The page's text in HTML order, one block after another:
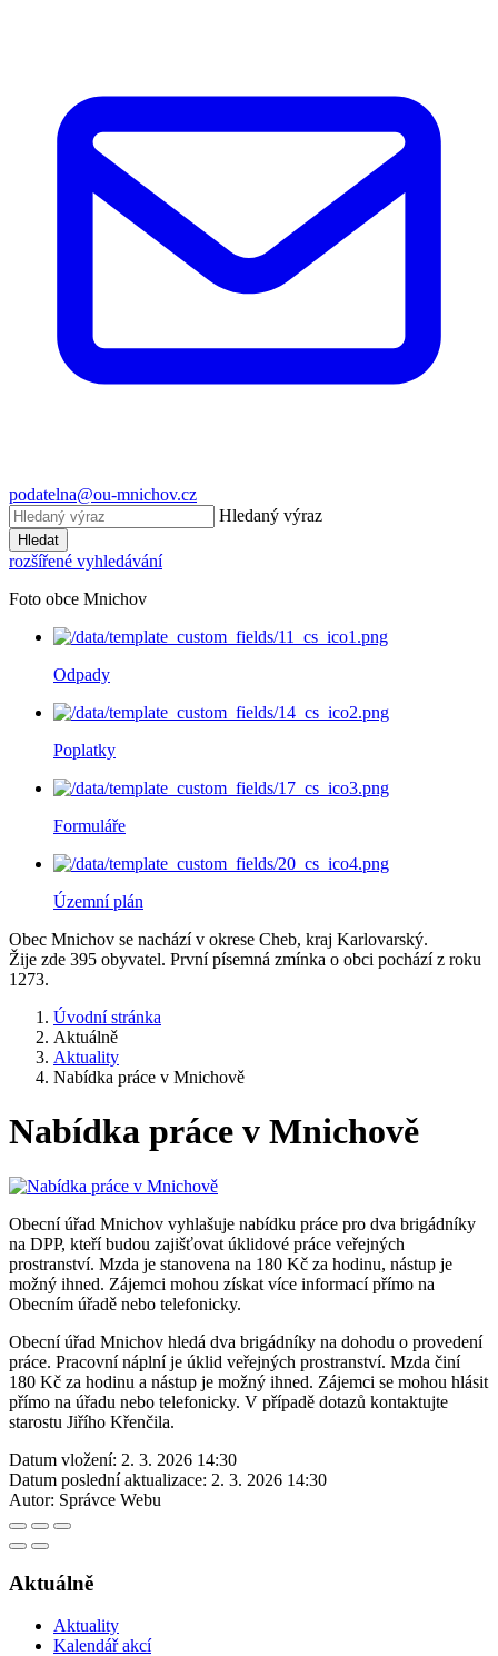
podatelna@ou-mnichov.cz
Hledaný výraz
Hledat
rozšířené vyhledávání
Foto obce Mnichov
Odpady
Poplatky
Formuláře
Územní plán
Obec Mnichov se nachází v okrese Cheb, kraj Karlovarský.
Žije zde 395 obyvatel. První písemná zmínka o obci pochází z roku
1273.
Úvodní stránka
Aktuálně
Aktuality
Nabídka práce v Mnichově
Nabídka práce v Mnichově
Obecní úřad Mnichov vyhlašuje nabídku práce pro dva brigádníky
na DPP, kteří budou zajišťovat úklidové práce veřejných
prostranství. Mzda je stanovena na 180 Kč za hodinu, nástup je
možný ihned. Zájemci mohou získat více informací přímo na
Obecním úřadě nebo telefonicky.
Obecní úřad Mnichov hledá dva brigádníky na dohodu o provedení
práce. Pracovní náplní je úklid veřejných prostranství. Mzda činí
180 Kč za hodinu a nástup je možný ihned. Zájemci se mohou hlásit
přímo na úřadu nebo telefonicky. V případě dotazů kontaktujte
starostu Jiřího Křenčila.
Datum vložení: 2. 3. 2026 14:30
Datum poslední aktualizace: 2. 3. 2026 14:30
Autor: Správce Webu
Aktuálně
Aktuality
Kalendář akcí